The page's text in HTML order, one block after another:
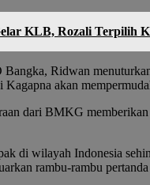
KLB, Rozali Terpilih
Ridwan
akan
dari BMKG
di wilayah Indonesia
rambu-rambu